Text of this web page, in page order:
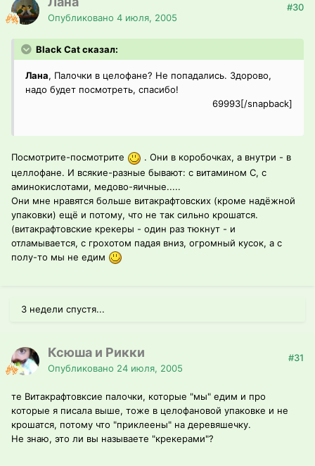
Опубликовано 4 июля, 2005
#30
Black Cat сказал:
Лана, Палочки в целофане? Не попадались. Здорово,
надо будет посмотреть, спасибо!
69993[/snapback]
Посмотрите-посмотрите
. Они в коробочках, а внутри - в
целлофане. И всякие-разные бывают: с витамином С, с
аминокислотами, медово-яичные.....
Они мне нравятся больше витакрафтовских (кроме надёжной
упаковки) ещё и потому, что не так сильно крошатся.
(витакрафтовские крекеры - один раз тюкнут - и
отламывается, с грохотом падая вниз, огромный кусок, а с
полу-то мы не едим
3 недели спустя...
Ксюша и Рикки
Опубликовано 24 июля, 2005
#31
те Витакрафтовксие палочки, которые "мы" едим и про
которые я писала выше, тоже в целофановой упаковке и не
крошатся, потому что "приклеены" на деревяшечку.
Не знаю, это ли вы называете "крекерами"?